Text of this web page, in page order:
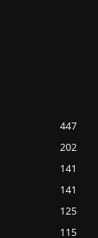
447
202
141
141
125
115